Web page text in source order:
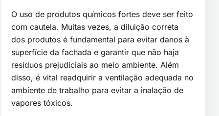
O uso de produtos químicos fortes deve ser feito
com cautela. Muitas vezes, a diluição correta
dos produtos é fundamental para evitar danos à
superfície da fachada e garantir que não haja
resíduos prejudiciais ao meio ambiente. Além
disso, é vital readquirir a ventilação adequada no
ambiente de trabalho para evitar a inalação de
vapores tóxicos.